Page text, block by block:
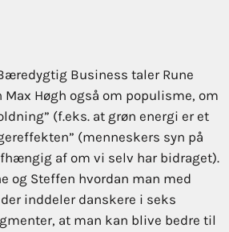
Business taler Rune
Max Høgh også om populisme, om
(f.eks. at grøn energi er et
(menneskers syn på
af om vi selv har bidraget).
og Steffen hvordan man med
der inddeler danskere i seks
at man kan blive bedre til